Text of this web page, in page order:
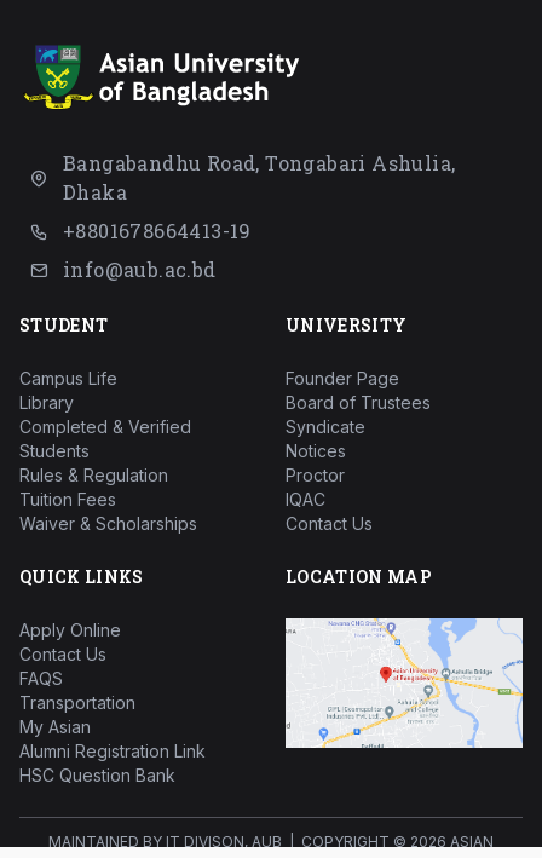
Bangabandhu Road, Tongabari Ashulia,
Dhaka
+8801678664413-19
info@aub.ac.bd
STUDENT
Campus Life
Library
Completed & Verified
Students
Rules & Regulation
Tuition Fees
Waiver & Scholarships
UNIVERSITY
Founder Page
Board of Trustees
Syndicate
Notices
Proctor
IQAC
Contact Us
QUICK LINKS
Apply Online
Contact Us
FAQS
Transportation
My Asian
Alumni Registration Link
HSC Question Bank
LOCATION MAP
MAINTAINED BY IT DIVISON, AUB | COPYRIGHT © 2026 ASIAN